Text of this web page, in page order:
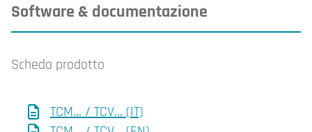
Software & documentazione
Scheda prodotto
TCM... / TCV... (IT)